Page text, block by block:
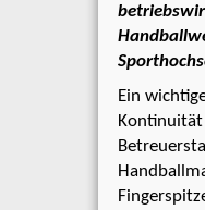
Ein